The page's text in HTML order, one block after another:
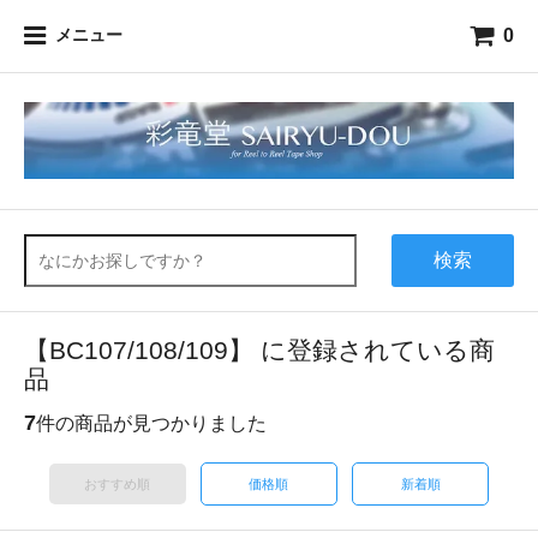
メニュー 0
検索
【BC107/108/109】 に登録されている商
品
7件の商品が見つかりました
おすすめ順 価格順 新着順